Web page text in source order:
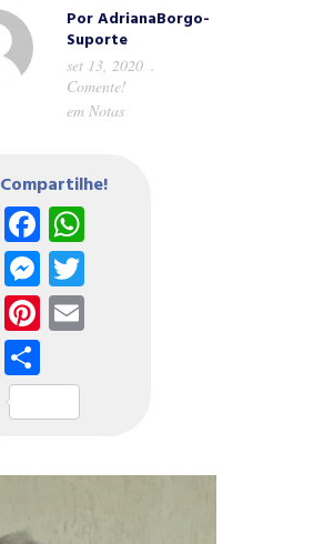
PorAdrianaBorgo-
Suporte
set 13, 2020
Comente!
em Notas
Compartilhe!
Facebook
WhatsApp
Messenger
Twitter
Pinterest
Email
Share